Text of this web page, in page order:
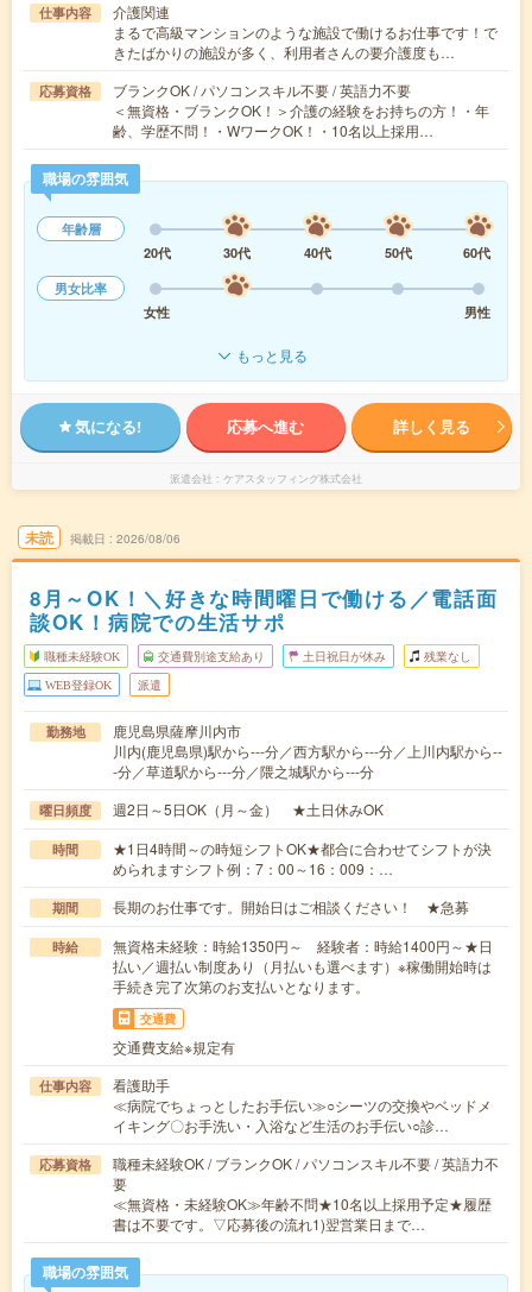
仕事内容
介護関連
まるで高級マンションのような施設で働けるお仕事です！で
きたばかりの施設が多く、利用者さんの要介護度も…
応募資格
ブランクOK / パソコンスキル不要 / 英語力不要
＜無資格・ブランクOK！＞介護の経験をお持ちの方！・年
齢、学歴不問！・WワークOK！・10名以上採用…
職場の雰囲気
年齢層
20代
30代 40代 50代
60代
男女比率
女性
男性
もっと見る
気になる! 応募へ進む 詳しく見る
派遣会社 ケアスタッフィング株式会社
未読 掲載日 2026/08/06
8月～OK！＼好きな時間曜日で働ける／電話面
談OK！病院での生活サポ
職種未経験OK 交通費別途支給あり 土日祝日が休み 残業なし
WEB登録OK 派遣
勤務地
鹿児島県薩摩川内市
川内(鹿児島県)駅から---分／西方駅から---分／上川内駅から--
-分／草道駅から---分／隈之城駅から---分
曜日頻度 週2日～5日OK（月～金） ★土日休みOK
時間
★1日4時間～の時短シフトOK★都合に合わせてシフトが決
められますシフト例：7：00～16：009：…
期間 長期のお仕事です。開始日はご相談ください！ ★急募
時給
無資格未経験：時給1350円～ 経験者：時給1400円～★日
払い／週払い制度あり（月払いも選べます）※稼働開始時は
手続き完了次第のお支払いとなります。
交通費
交通費支給※規定有
仕事内容
看護助手
≪病院でちょっとしたお手伝い≫○シーツの交換やベッドメ
イキング〇お手洗い・入浴など生活のお手伝い○診…
応募資格
職種未経験OK / ブランクOK / パソコンスキル不要 / 英語力不
要
≪無資格・未経験OK≫年齢不問★10名以上採用予定★履歴
書は不要です。▽応募後の流れ1)翌営業日まで…
職場の雰囲気